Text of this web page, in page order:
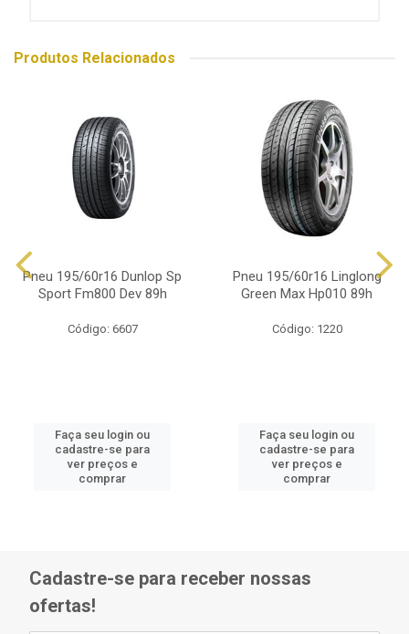
Produtos Relacionados
Pneu 195/60r16 Dunlop Sp
Sport Fm800 Dev 89h
Código: 6607
Faça seu login ou
cadastre-se para
ver preços e
comprar
Pneu 195/60r16 Linglong
Green Max Hp010 89h
Código: 1220
Faça seu login ou
cadastre-se para
ver preços e
comprar
Cadastre-se para receber nossas
ofertas!